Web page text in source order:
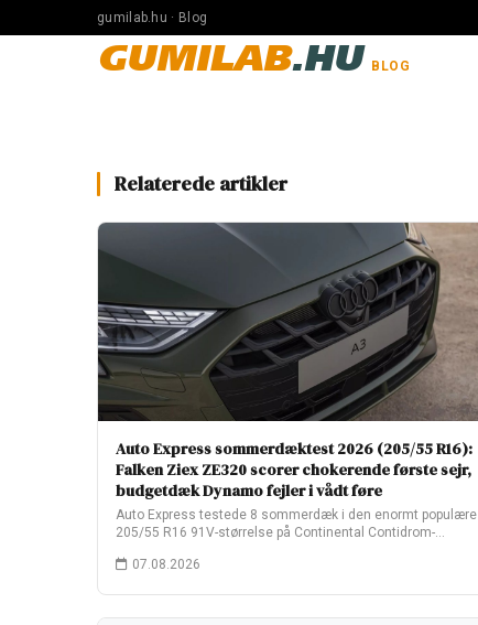
gumilab.hu · Blog
GUMILAB.HU BLOG
Relaterede artikler
Auto Express sommerdæktest 2026 (205/55 R16):
Falken Ziex ZE320 scorer chokerende første sejr,
budgetdæk Dynamo fejler i vådt føre
Auto Express testede 8 sommerdæk i den enormt populære
205/55 R16 91V-størrelse på Continental Contidrom-
07.08.2026